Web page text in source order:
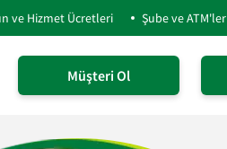
ve Hizmet Ücretleri Şube ve ATM'ler
Müşteri Ol